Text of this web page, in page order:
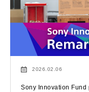
2026.02.06
Sony Innovation Fund